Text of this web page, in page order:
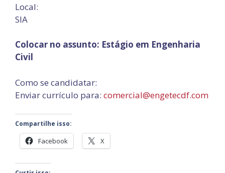
Local:
SIA
Colocar no assunto: Estágio em Engenharia
Civil
Como se candidatar:
Enviar currículo para: comercial@engetecdf.com
Compartilhe isso:
Facebook X